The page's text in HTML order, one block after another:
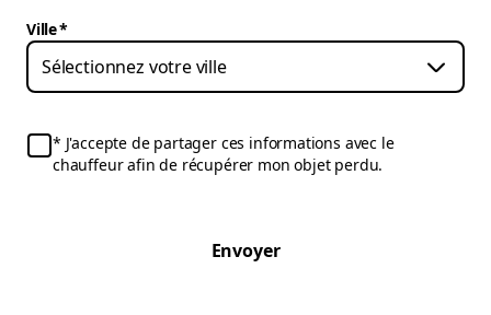
Ville*
J'accepte de partager ces informations avec le
chauffeur afin de récupérer mon objet perdu.
Envoyer